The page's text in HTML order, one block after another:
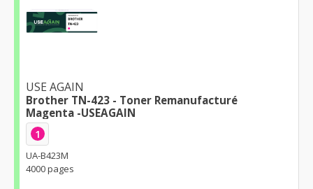
USE AGAIN
Brother TN-423 - Toner Remanufacturé
Magenta -USEAGAIN
1
UA-B423M
4000 pages